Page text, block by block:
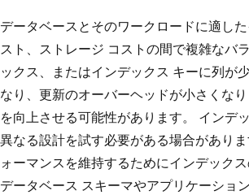
データベースとそのワークロードに適し
スト、ストレージ コストの間で複雑なバ
ックス、またはインデックス キーに列が
なり、更新のオーバーヘッドが小さくな
を向上させる可能性があります。 インデ
異なる設計を試す必要がある場合があり
ォーマンスを維持するためにインデック
データベース スキーマやアプリケーショ